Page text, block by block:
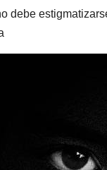
debe